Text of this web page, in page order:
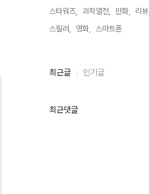
스타워즈,
괴작열전, 만화, 리뷰,
스릴러,
영화, 스마트폰,
최
인
최근글 인기글
최근댓글